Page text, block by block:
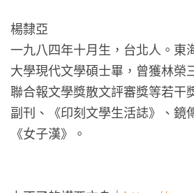
楊隸亞
一九八四年十月生，台北人。東
大學現代文學碩士畢，曾獲林榮
聯合報文學獎散文評審獎等若干
副刊、《印刻文學生活誌》、鏡
《女子漢》。